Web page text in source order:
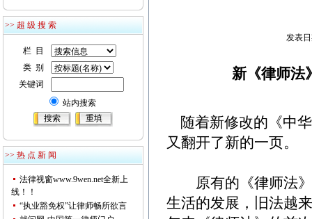
>> 超 级 搜 索
栏 目
类 别
关键词
站内搜索
>> 热 点 新 闻
法律视窗www.9wen.net全新上
线！！
“执业豁免权”让律师畅所欲言
发表
新《律师法
随着新修改的《中
又翻开了新的一页。
原有的《律师法》
生活的发展，旧法越